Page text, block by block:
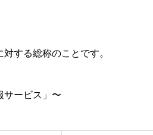
する総称のことです。
サービス」〜